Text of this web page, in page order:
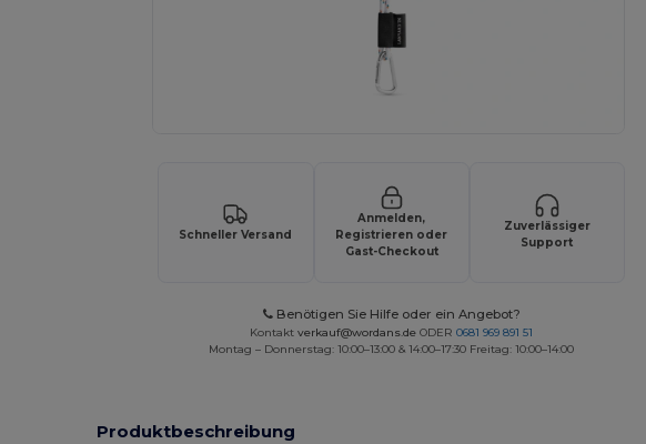
Schneller Versand
Anmelden,
Registrieren oder
Gast-Checkout
Zuverlässiger
Support
Benötigen Sie Hilfe oder ein Angebot?
Kontaktverkauf@wordans.de ODER0681 969 891 51
Montag – Donnerstag: 10:00–13:00 & 14:00–17:30 Freitag: 10:00–14:00
Produktbeschreibung